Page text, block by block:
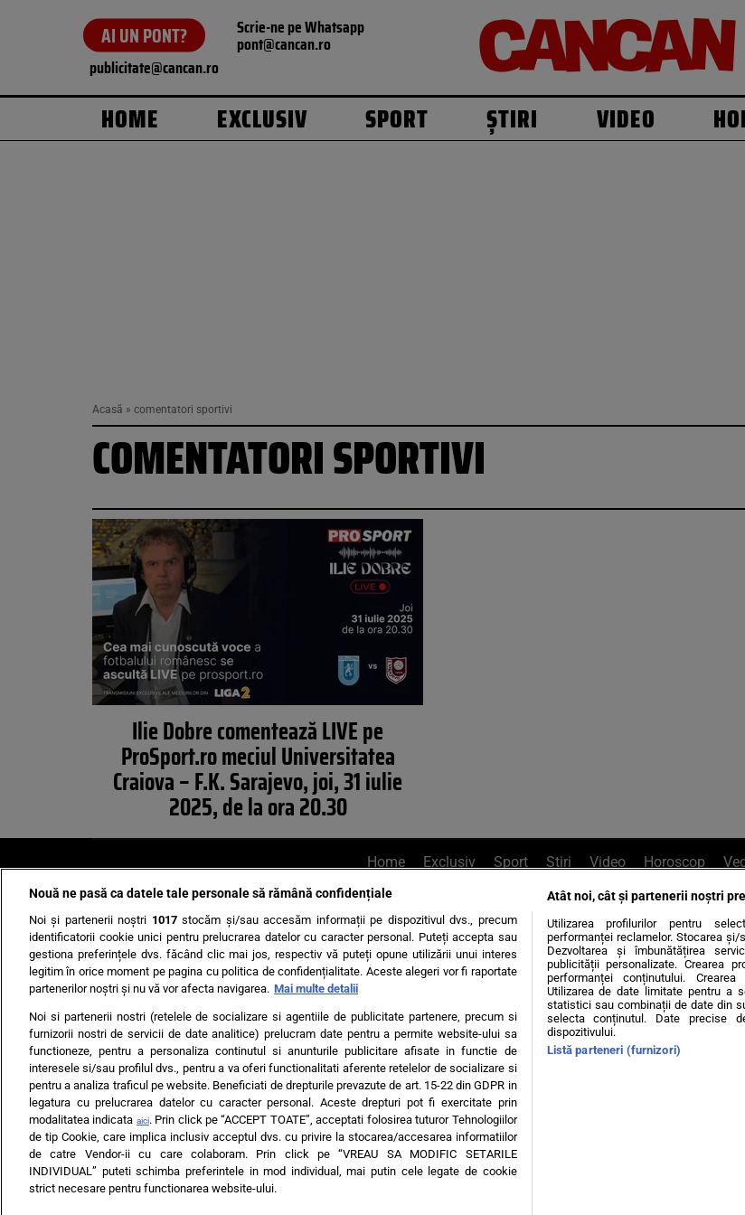
AI UN PONT? Scrie-ne pe Whatsapp
pont@cancan.ro
publicitate@cancan.ro
HOME EXCLUSIV SPORT ȘTIRI VIDEO
Acasă » comentatori sportivi
COMENTATORI SPORTIVI
Ilie Dobre comentează LIVE pe
ProSport.ro meciul Universitatea
Craiova – F.K. Sarajevo, joi, 31 iulie
2025, de la ora 20.30
Home Exclusiv Sport Știri Video Horoscop
AI UN PONT? Scrie-ne pe Whatsapp, sună la 0741226226
Știri interne Știri externe Politică
Ultimele stiri Diete Insula Iubirii Dictionar de vise
Echipa editorială Termeni si condiții Politica de confidențialitate
Nouă ne pasă ca datele tale personale să rămână confidențiale
Noi și partenerii noștri 1017stocăm și/sau accesăm informații pe dispozitivul dvs., precum
identificatorii cookie unici pentru prelucrarea datelor cu caracter personal. Puteți accepta sau
gestiona preferințele dvs. făcând clic mai jos, respectiv vă puteți opune utilizării unui interes
legitim în orice moment pe pagina cu politica de confidențialitate. Aceste alegeri vor fi raportate
partenerilor noștri și nu vă vor afecta navigarea. Mai multe detalii
Noi si partenerii nostri (retelele de socializare si agentiile de publicitate partenere, precum si
furnizorii nostri de servicii de date analitice) prelucram date pentru a permite website-ului sa
functioneze, pentru a personaliza continutul si anunturile publicitare afisate in functie de
interesele si/sau profilul dvs., pentru a va oferi functionalitati aferente retelelor de socializare si
pentru a analiza traficul pe website. Beneficiati de drepturile prevazute de art. 15-22 din GDPR in
legatura cu prelucrarea datelor cu caracter personal. Aceste drepturi pot fi exercitate prin
modalitatea indicata aici. Prin click pe “ACCEPT TOATE”, acceptati folosirea tuturor Tehnologiilor
de tip Cookie, care implica inclusiv acceptul dvs. cu privire la stocarea/accesarea informatiilor
de catre Vendor-ii cu care colaboram. Prin click pe “VREAU SA MODIFIC SETARILE
INDIVIDUAL” puteti schimba preferintele in mod individual, mai putin cele legate de cookie
strict necesare pentru functionarea website-ului.
Atât noi, cât și partenerii noștri
Utilizarea profilurilor pentru
performanței reclamelor. Stocarea
Dezvoltarea și îmbunătățirea
publicității personalizate. Crearea
performanței conținutului.
Utilizarea de date limitate pentru a
statistici sau combinații de date din
selecta conținutul. Date precise
dispozitivului.
Listă parteneri (furnizori)